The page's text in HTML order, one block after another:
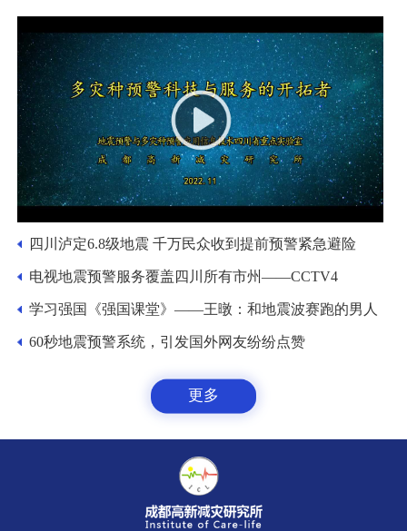
四川泸定6.8级地震 千万民众收到提前预警紧急避险
电视地震预警服务覆盖四川所有市州——CCTV4
学习强国《强国课堂》——王暾：和地震波赛跑的男人
60秒地震预警系统，引发国外网友纷纷点赞
更多